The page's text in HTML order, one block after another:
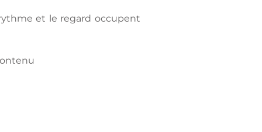
et le regard occupent